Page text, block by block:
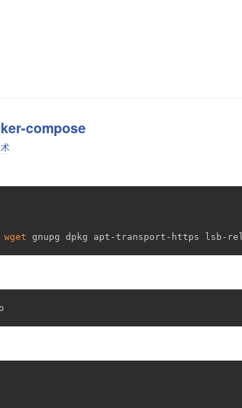
compose
wget gnupg dpkg apt-transport-https lsb-